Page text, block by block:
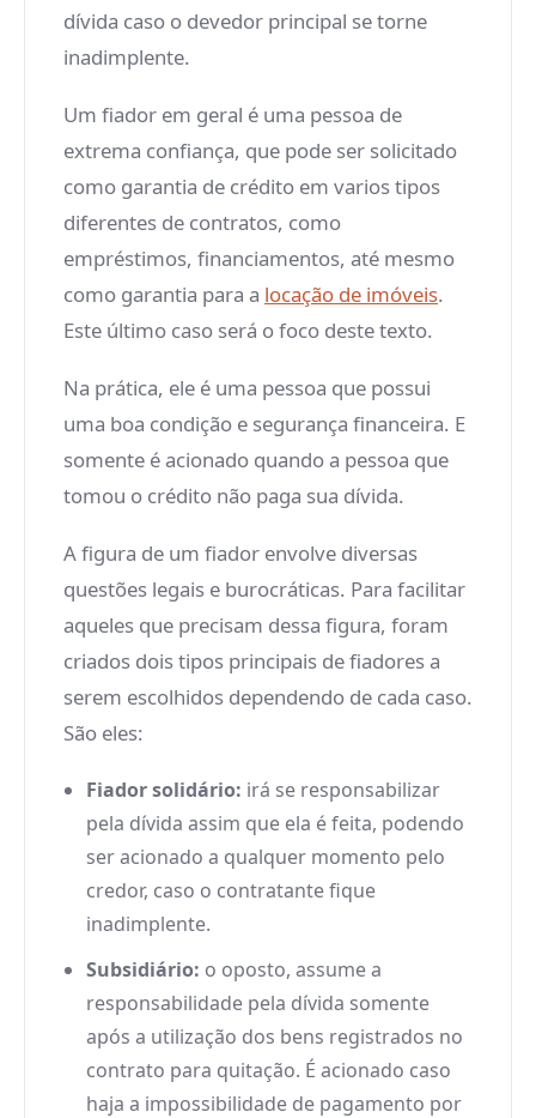
dívida caso o devedor principal se torne
inadimplente.
Um fiador em geral é uma pessoa de
extrema confiança, que pode ser solicitado
como garantia de crédito em varios tipos
diferentes de contratos, como
empréstimos, financiamentos, até mesmo
como garantia para a locação de imóveis.
Este último caso será o foco deste texto.
Na prática, ele é uma pessoa que possui
uma boa condição e segurança financeira. E
somente é acionado quando a pessoa que
tomou o crédito não paga sua dívida.
A figura de um fiador envolve diversas
questões legais e burocráticas. Para facilitar
aqueles que precisam dessa figura, foram
criados dois tipos principais de fiadores a
serem escolhidos dependendo de cada caso.
São eles:
Fiador solidário: irá se responsabilizar
pela dívida assim que ela é feita, podendo
ser acionado a qualquer momento pelo
credor, caso o contratante fique
inadimplente.
Subsidiário: o oposto, assume a
responsabilidade pela dívida somente
após a utilização dos bens registrados no
contrato para quitação. É acionado caso
haja a impossibilidade de pagamento por